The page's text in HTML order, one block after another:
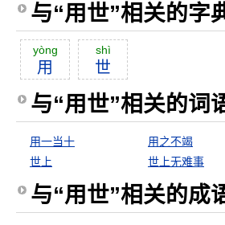
与“用世”相关的字
yòng
用
shì
世
与“用世”相关的词
用一当十 用之不竭
世上
世上无难事
与“用世”相关的成